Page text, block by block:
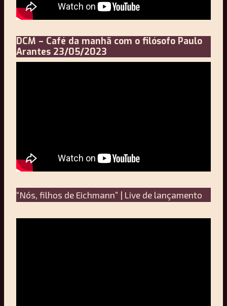
DCM – Café da manhã com o filósofo Paulo
Arantes 23/05/2023
“Nós, filhos de Eichmann” | Live de lançamento